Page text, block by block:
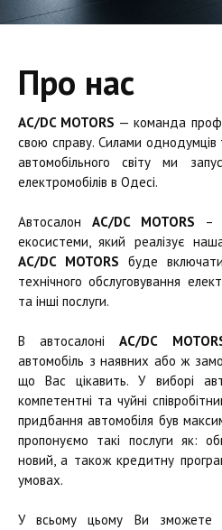
Про нас
AC/DC MOTORS — команда
свою справу. Силами однодумців
автомобільного світу ми
електромобілів в Одесі.
АвтосалонAC/DC MOTORS –
екосистеми, який реалізує
AC/DC MOTORS буде
технічного обслуговування
та інші послуги.
В автосалоніAC/DC
автомобіль з наявних або ж
що Вас цікавить. У виборі
компетентні та чуйні
придбання автомобіля був
пропонуємо такі послуги як:
новий, а також кредитну
умовах.
У всьому цьому Ви зможете